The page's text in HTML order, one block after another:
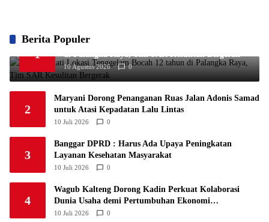
Berita Populer
1
Warga Padati Lokasi Tenggelam Bocah 12 tahun
di Palangka Raya, Tim SAR Kesulitan Bergerak
10 Agustus 2026 0
2
Maryani Dorong Penanganan Ruas Jalan Adonis Samad
untuk Atasi Kepadatan Lalu Lintas
10 Juli 2026 0
3
Banggar DPRD : Harus Ada Upaya Peningkatan
Layanan Kesehatan Masyarakat
10 Juli 2026 0
4
Wagub Kalteng Dorong Kadin Perkuat Kolaborasi
Dunia Usaha demi Pertumbuhan Ekonomi
Berkelanjutan
10 Juli 2026 0